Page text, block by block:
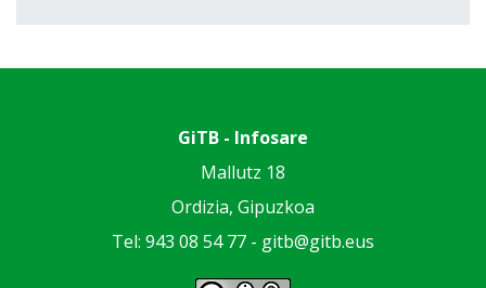
GiTB - Infosare
Mallutz 18
Ordizia, Gipuzkoa
Tel: 943 08 54 77 - gitb@gitb.eus